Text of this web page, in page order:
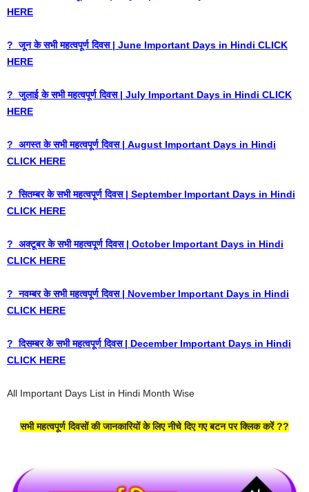
HERE
? जून के सभी महत्वपूर्ण दिवस | June Important Days in Hindi CLICK
HERE
? जुलाई के सभी महत्वपूर्ण दिवस | July Important Days in Hindi CLICK
HERE
? अगस्त के सभी महत्वपूर्ण दिवस | August Important Days in Hindi
CLICK HERE
? सितम्बर के सभी महत्वपूर्ण दिवस | September Important Days in Hindi
CLICK HERE
? अक्टूबर के सभी महत्वपूर्ण दिवस | October Important Days in Hindi
CLICK HERE
? नवम्बर के सभी महत्वपूर्ण दिवस | November Important Days in Hindi
CLICK HERE
? दिसम्बर के सभी महत्वपूर्ण दिवस | December Important Days in Hindi
CLICK HERE
All Important Days List in Hindi Month Wise
सभी महत्वपूर्ण दिवसों की जानकारियों के लिए नीचे दिए गए बटन पर क्लिक करें ??